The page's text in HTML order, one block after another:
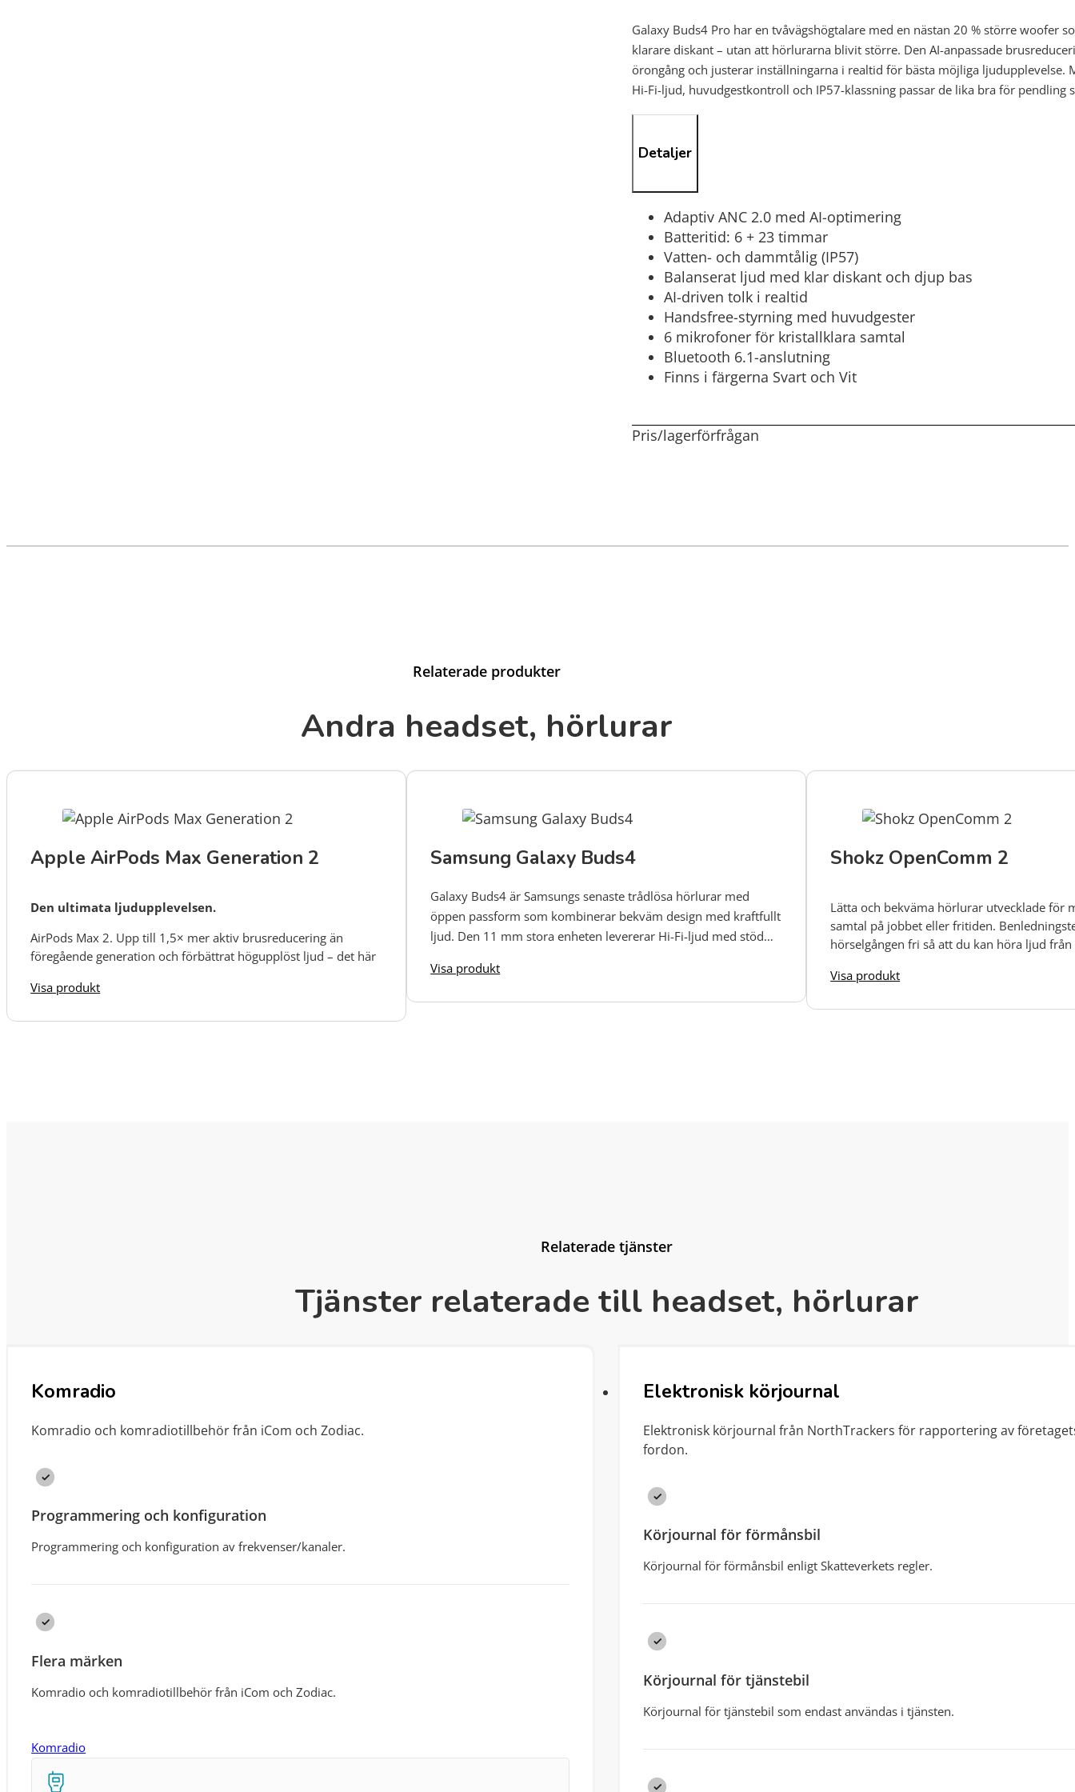
Galaxy Buds4 Pro har en tvåvägshögtalare med en nästan 20 % större woofer
klarare diskant – utan att hörlurarna blivit större. Den AI-anpassade
örongång och justerar inställningarna i realtid för bästa möjliga ljudupplevelse.
Hi-Fi-ljud, huvudgestkontroll och IP57-klassning passar de lika bra för pendling
Detaljer
Adaptiv ANC 2.0 med AI-optimering
Batteritid: 6 + 23 timmar
Vatten- och dammtålig (IP57)
Balanserat ljud med klar diskant och djup bas
AI-driven tolk i realtid
Handsfree-styrning med huvudgester
6 mikrofoner för kristallklara samtal
Bluetooth 6.1-anslutning
Finns i färgerna Svart och Vit
Pris/lagerförfrågan
Relaterade produkter
Andra headset, hörlurar
Apple AirPods Max Generation 2
Den ultimata ljudupplevelsen.
AirPods Max 2. Upp till 1,5× mer aktiv brusreducering än
föregående generation och förbättrat högupplöst ljud – det här
Visa produkt
Samsung Galaxy Buds4
Galaxy Buds4 är Samsungs senaste trådlösa hörlurar med
öppen passform som kombinerar bekväm design med kraftfullt
ljud. Den 11 mm stora enheten levererar Hi-Fi-ljud med stöd
stänger ute oönskat ljud i kollektivtrafiken, på kontoret eller
Visa produkt
Shokz OpenComm 2
Lätta och bekväma hörlurar utvecklade för
samtal på jobbet eller fritiden.
hörselgången fri så att du kan höra ljud
Brusreducerande bommikrofon, 30 meters
Visa produkt
Relaterade tjänster
Tjänster relaterade till headset, hörlurar
Komradio
Komradio och komradiotillbehör från iCom och Zodiac.
Programmering och konfiguration
Programmering och konfiguration av frekvenser/kanaler.
Flera märken
Komradio och komradiotillbehör från iCom och Zodiac.
Komradio
Elektronisk körjournal
Elektronisk körjournal från NorthTrackers för rapportering av
fordon.
Körjournal för förmånsbil
Körjournal för förmånsbil enligt Skatteverkets regler.
Körjournal för tjänstebil
Körjournal för tjänstebil som endast användas i tjänsten.